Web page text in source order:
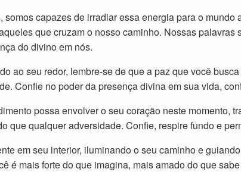
capazes de irradiar essa energia para o
que cruzam o nosso caminho. Nossas
do divino em nós.
ao seu redor, lembre-se de que a paz que você
Confie no poder da presença divina em sua vida,
possa envolver o seu coração neste momento,
que qualquer adversidade. Confie, respire fundo e
em seu interior, iluminando o seu caminho e
é mais forte do que imagina, mais amado do que